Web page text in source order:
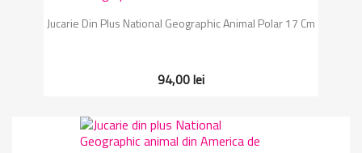
Jucarie Din Plus National Geographic Animal Polar 17 Cm
94,00 lei